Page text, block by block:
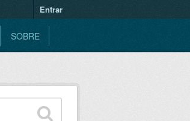
Entrar
SOBRE